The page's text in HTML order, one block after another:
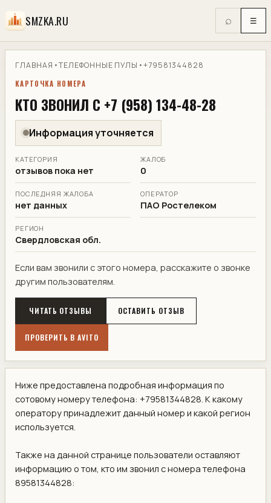
SMZKA.RU ⌕ ☰
ГЛАВНАЯ •ТЕЛЕФОННЫЕ ПУЛЫ •+79581344828
КАРТОЧКА НОМЕРА
КТО ЗВОНИЛ С +7 (958) 134-48-28
Информация уточняется
КАТЕГОРИЯ
отзывов пока нет
ЖАЛОБ
0
ПОСЛЕДНЯЯ ЖАЛОБА
нет данных
ОПЕРАТОР
ПАО Ростелеком
РЕГИОН
Свердловская обл.
Если вам звонили с этого номера, расскажите о звонке
другим пользователям.
ЧИТАТЬ ОТЗЫВЫ ОСТАВИТЬ ОТЗЫВ
ПРОВЕРИТЬ В AVITO
Ниже предоставлена подробная информация по
сотовому номеру телефона: +79581344828. К какому
оператору принадлежит данный номер и какой регион
используется.
Также на данной странице пользователи оставляют
информацию о том, кто им звонил с номера телефона
89581344828: